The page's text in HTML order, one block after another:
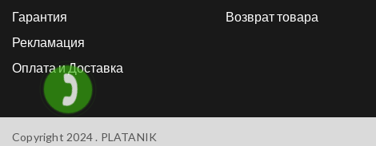
Гарантия
Рекламация
Оплата и Доставка
Возврат товара
Copyright 2024 . PLATANIK